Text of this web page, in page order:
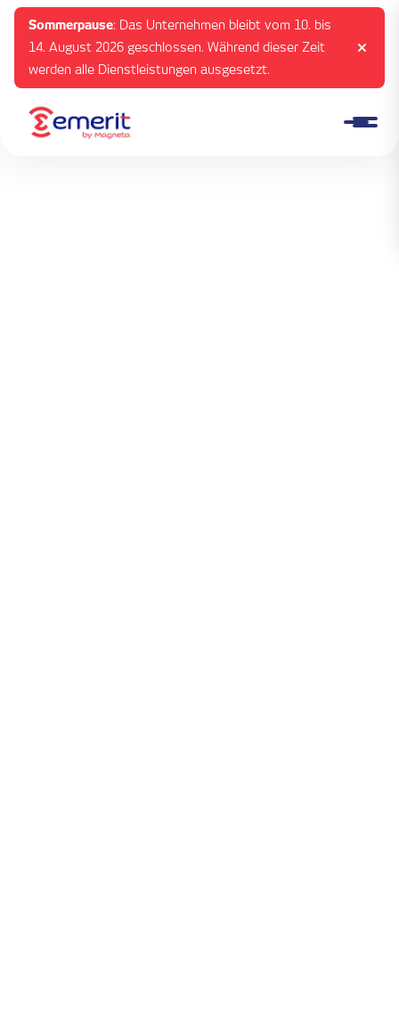
Sommerpause: Das Unternehmen bleibt vom 10. bis
14. August 2026 geschlossen. Während dieser Zeit
werden alle Dienstleistungen ausgesetzt.